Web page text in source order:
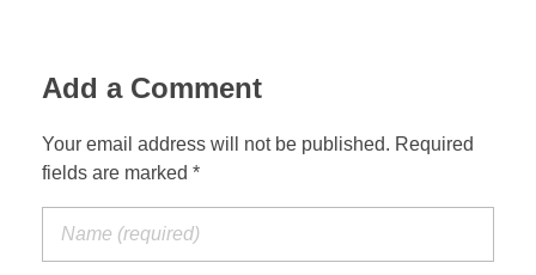
Add a Comment
Your email address will not be published. Required
fields are marked *